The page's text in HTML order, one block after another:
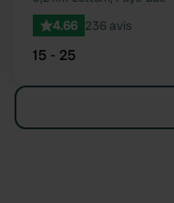
4.66 236 avis
15 - 25